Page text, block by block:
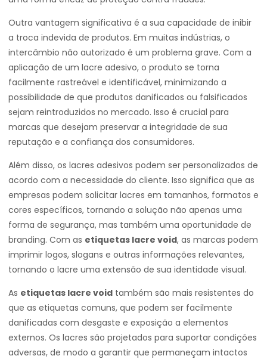
Outra vantagem significativa é a sua capacidade de inibir
a troca indevida de produtos. Em muitas indústrias, o
intercâmbio não autorizado é um problema grave. Com a
aplicação de um lacre adesivo, o produto se torna
facilmente rastreável e identificável, minimizando a
possibilidade de que produtos danificados ou falsificados
sejam reintroduzidos no mercado. Isso é crucial para
marcas que desejam preservar a integridade de sua
reputação e a confiança dos consumidores.
Além disso, os lacres adesivos podem ser personalizados de
acordo com a necessidade do cliente. Isso significa que as
empresas podem solicitar lacres em tamanhos, formatos e
cores específicos, tornando a solução não apenas uma
forma de segurança, mas também uma oportunidade de
branding. Com as etiquetas lacre void, as marcas podem
imprimir logos, slogans e outras informações relevantes,
tornando o lacre uma extensão de sua identidade visual.
As etiquetas lacre void também são mais resistentes do
que as etiquetas comuns, que podem ser facilmente
danificadas com desgaste e exposição a elementos
externos. Os lacres são projetados para suportar condições
adversas, de modo a garantir que permaneçam intactos